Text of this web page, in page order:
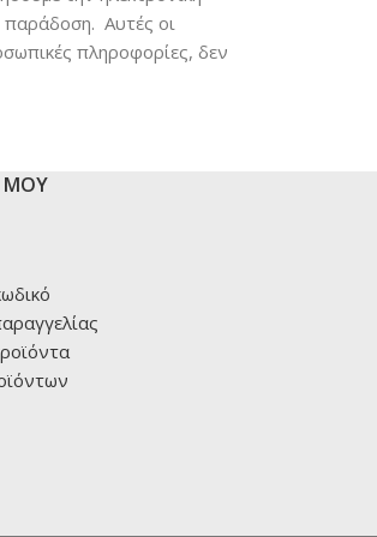
Αυτές οι
πληροφορίες, δεν
ΜΟΥ